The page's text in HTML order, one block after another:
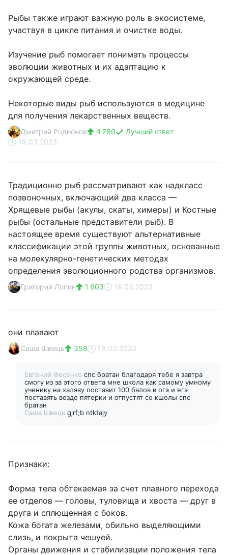
Рыбы также играют важную роль в экосистеме,
участвуя в цикле питания и очистке воды.
Изучение рыб помогает понимать процессы
эволюции животных и их адаптацию к
окружающей среде.
Некоторые виды рыб используются в медицине
для получения лекарственных веществ.
Дмитрий Родионов 4 780
Лучший ответ
18.03.2023
Традиционно рыб рассматривают как надкласс
позвоночных, включающий два класса —
Хрящевые рыбы (акулы, скаты, химеры) и Костные
рыбы (остальные представители рыб). В
настоящее время существуют альтернативные
классификации этой группы животных, основанные
на молекулярно-генетических методах
определения эволюционного родства организмов.
Григорий Лопин 1 603 18.03.2023
они плавают
Саша Швець 358 18.03.2023
Евгений Фесенко спс братан благодаря тебе я завтра
смогу из за этого ответа мне школа как самому умному
ученику на халяву поставит 100 балов в огэ и егэ
поставять везде пятерки и отпустят со кшолы спс
братан
Саша Швець gjrf;b ntktajy
Признаки:
Форма тела обтекаемая за счет плавного перехода
ее отделов — головы, туловища и хвоста — друг в
друга и сплющенная с боков.
Кожа богата железами, обильно выделяющими
слизь, и покрыта чешуей.
Органы движения и стабилизации положения тела